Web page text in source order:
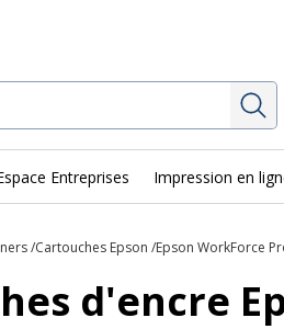
Entreprises Impression en
Cartouches Epson Epson WorkForce
d'encre